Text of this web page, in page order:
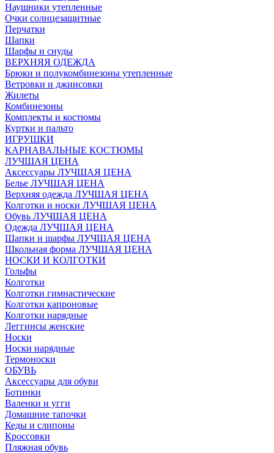
Наушники утепленные
Очки солнцезащитные
Перчатки
Шапки
Шарфы и снуды
ВЕРХНЯЯ ОДЕЖДА
Брюки и полукомбинезоны утепленные
Ветровки и джинсовки
Жилеты
Комбинезоны
Комплекты и костюмы
Куртки и пальто
ИГРУШКИ
КАРНАВАЛЬНЫЕ КОСТЮМЫ
ЛУЧШАЯ ЦЕНА
Аксессуары ЛУЧШАЯ ЦЕНА
Белье ЛУЧШАЯ ЦЕНА
Верхняя одежда ЛУЧШАЯ ЦЕНА
Колготки и носки ЛУЧШАЯ ЦЕНА
Обувь ЛУЧШАЯ ЦЕНА
Одежда ЛУЧШАЯ ЦЕНА
Шапки и шарфы ЛУЧШАЯ ЦЕНА
Школьная форма ЛУЧШАЯ ЦЕНА
НОСКИ И КОЛГОТКИ
Гольфы
Колготки
Колготки гимнастические
Колготки капроновые
Колготки нарядные
Леггинсы женские
Носки
Носки нарядные
Термоноски
ОБУВЬ
Аксессуары для обуви
Ботинки
Валенки и угги
Домашние тапочки
Кеды и слипоны
Кроссовки
Пляжная обувь